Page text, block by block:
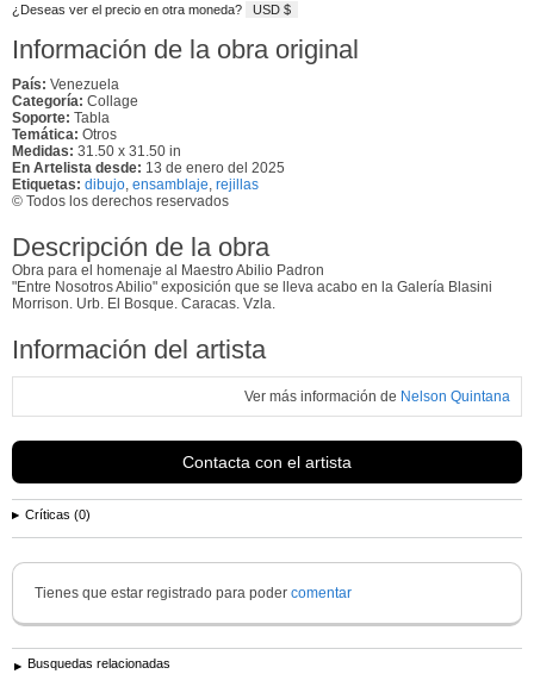
¿Deseas ver el precio en otra moneda? USD $
Información de la obra original
País: Venezuela
Categoría: Collage
Soporte: Tabla
Temática: Otros
Medidas: 31.50 x 31.50 in
En Artelista desde: 13 de enero del 2025
Etiquetas: dibujo, ensamblaje, rejillas
© Todos los derechos reservados
Descripción de la obra
Obra para el homenaje al Maestro Abilio Padron
"Entre Nosotros Abilio" exposición que se lleva acabo en la Galería Blasini
Morrison. Urb. El Bosque. Caracas. Vzla.
Información del artista
Ver más información de Nelson Quintana
Contacta con el artista
Críticas (0)
Tienes que estar registrado para poder comentar
Busquedas relacionadas